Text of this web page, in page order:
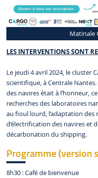
Matinale
LES INTERVENTIONS SONT
Le jeudi 4 avril 2024, le cluster
scientifique, à Centrale
des navires était à l’honneur,
recherches des laboratoires
au fioul lourd, l’adaptation
d’électrification des navires et
décarbonation du shipping.
Programme (version
8h30 : Café de bienvenue